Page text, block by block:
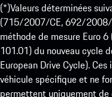
(*)Valeurs déterminées
(715/2007/CE, 692/2008/
méthode de mesure Euro
101.01) du nouveau cycle
European Drive Cycle).
véhicule spécifique et ne
permettent uniquement